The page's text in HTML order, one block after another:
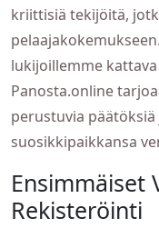
kriittisiä tekijöitä,
lukijoillemme
Panosta.online
perustuvia
suosikkipaikkansa
Ensimmäiset
Rekisteröinti